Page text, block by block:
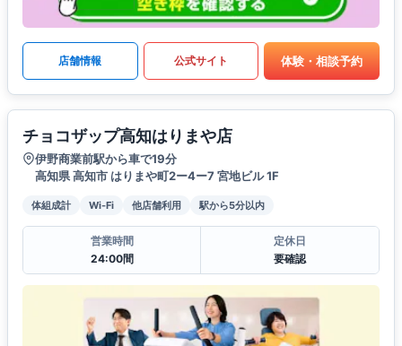
店舗情報 公式サイト 体験・相談予約
チョコザップ高知はりまや店
伊野商業前駅から車で19分
高知県 高知市 はりまや町2ー4ー7 宮地ビル 1F
体組成計 Wi-Fi 他店舗利用 駅から5分以内
営業時間
24:00間
定休日
要確認